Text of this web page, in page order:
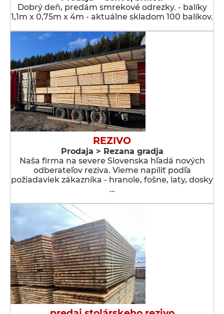
Dobrý deň, predám smrekové odrezky. - balíky
1,1m x 0,75m x 4m - aktuálne skladom 100 balíkov.
REZIVO
Prodaja > Rezana gradja
Naša firma na severe Slovenska hľadá nových
odberateľov reziva. Vieme napíliť podľa
požiadaviek zákazníka - hranole, fošne, laty, dosky
…